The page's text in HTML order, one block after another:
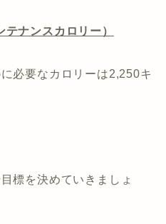
ナンスカロリー）
必要なカロリーは2,250キ
標を決めていきましょ